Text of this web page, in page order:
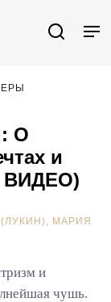
О
и
ВИДЕО)
МАРИЯ
и
чушь.